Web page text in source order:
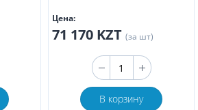
Цена:
71 170 KZT (за шт)
В корзину